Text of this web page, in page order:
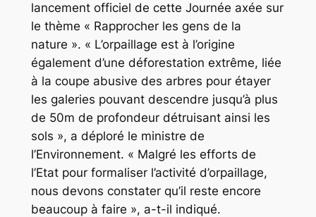
lancement officiel de cette Journée axée sur
le thème « Rapprocher les gens de la
nature ». « L’orpaillage est à l’origine
également d’une déforestation extrême, liée
à la coupe abusive des arbres pour étayer
les galeries pouvant descendre jusqu’à plus
de 50m de profondeur détruisant ainsi les
sols », a déploré le ministre de
l’Environnement. « Malgré les efforts de
l’Etat pour formaliser l’activité d’orpaillage,
nous devons constater qu’il reste encore
beaucoup à faire », a-t-il indiqué.